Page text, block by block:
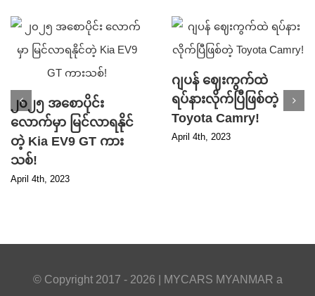
၂၀၂၅ အစောပိုင်း
လောက်မှာ မြင်လာရနိုင်
တဲ့ Kia EV9 GT ကား
သစ်!
April 4th, 2023
ဂျပန် ဈေးကွက်ထဲ
ရပ်နားလိုက်ပြီဖြစ်တဲ့
Toyota Camry!
April 4th, 2023
© Copyright 2017 - 2026 | MYCARS MYANMAR a